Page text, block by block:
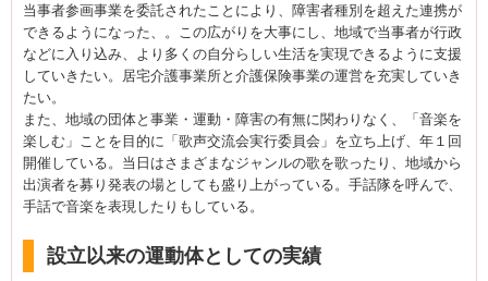
当事者参画事業を委託されたことにより、障害者種別を超えた連携が
できるようになった、。この広がりを大事にし、地域で当事者が行政
などに入り込み、より多くの自分らしい生活を実現できるように支援
していきたい。居宅介護事業所と介護保険事業の運営を充実していき
たい。
また、地域の団体と事業・運動・障害の有無に関わりなく、「音楽を
楽しむ」ことを目的に「歌声交流会実行委員会」を立ち上げ、年１回
開催している。当日はさまざまなジャンルの歌を歌ったり、地域から
出演者を募り発表の場としても盛り上がっている。手話隊を呼んで、
手話で音楽を表現したりもしている。
設立以来の運動体としての実績